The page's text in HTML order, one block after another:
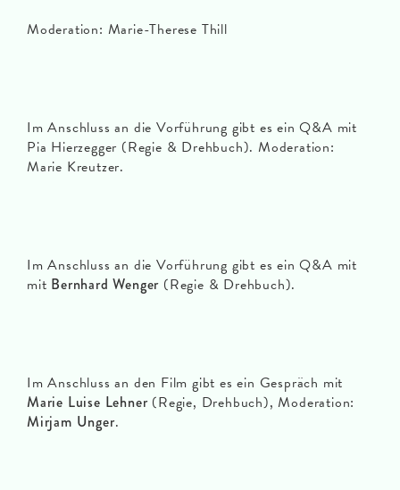
Moderation: Marie-Therese Thill
Im Anschluss an die Vorführung gibt es ein Q&A mit
Pia Hierzegger (Regie & Drehbuch). Moderation:
Marie Kreutzer.
Im Anschluss an die Vorführung gibt es ein Q&A mit
mit Bernhard Wenger (Regie & Drehbuch).
Im Anschluss an den Film gibt es ein Gespräch mit
Marie Luise Lehner(Regie, Drehbuch), Moderation:
Mirjam Unger.